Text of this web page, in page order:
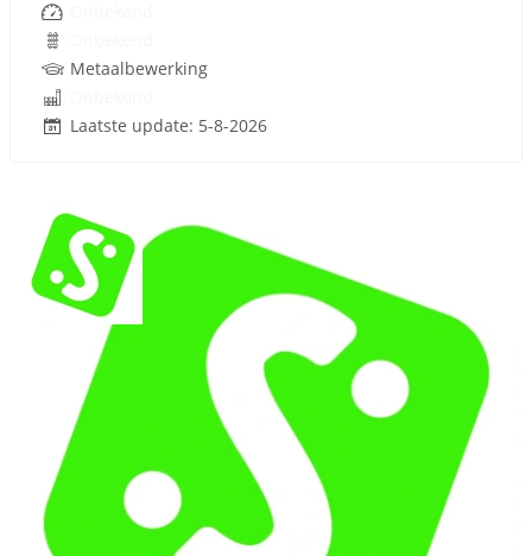
Metaalbewerking
Laatste update: 5-8-2026